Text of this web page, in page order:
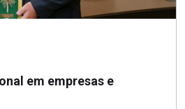
em empresas e